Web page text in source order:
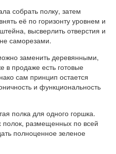
собрать полку, затем
её по горизонту уровнем и
высверлить отверстия и
саморезами.
заменить деревянными,
в продаже есть готовые
сам принцип остается
и функциональность
полка для одного горшка.
полок, размещенных по всей
полноценное зеленое